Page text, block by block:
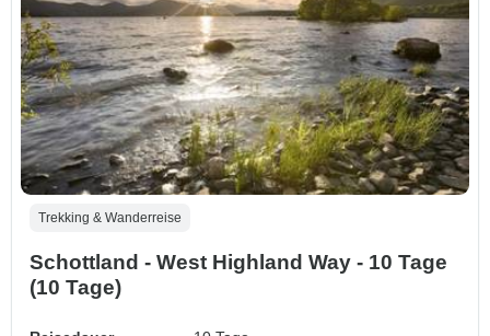
Trekking & Wanderreise
Schottland - West Highland Way - 10 Tage
(10 Tage)